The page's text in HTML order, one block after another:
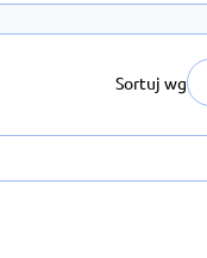
Sortuj wg